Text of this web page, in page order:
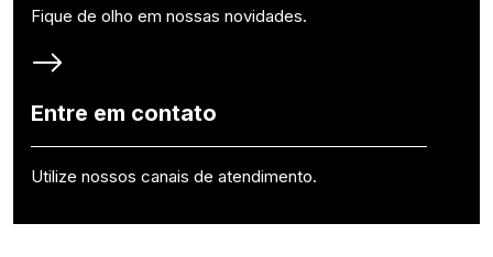
Fique de olho em nossas novidades.
Entre em contato
Utilize nossos canais de atendimento.